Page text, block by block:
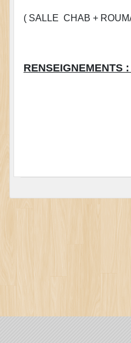
( SALLE CHAB +
RENSEIGNEMENTS :